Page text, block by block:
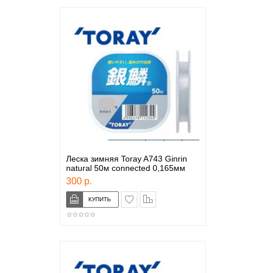
Леска зимняя Toray A743 Ginrin
natural 50м connected 0,165мм
300 р.
в закладки